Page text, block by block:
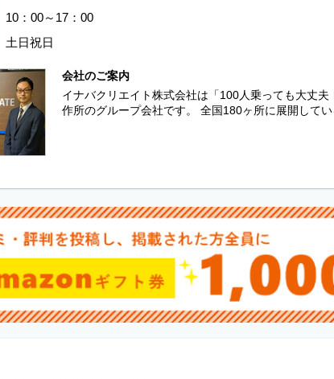
10：00～17：00
土日祝日
会社のご案内
イナバクリエイト株式会社は「100人乗っても大丈
作所のグループ会社です。 全国180ヶ所に展開して